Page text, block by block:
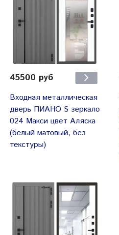
45500 руб
Входная металлическая
дверь ПИАНО S зеркало
024 Макси цвет Аляска
(белый матовый, без
текстуры)